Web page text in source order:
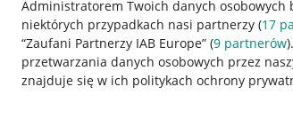
Administratorem Twoich danych osobowych
niektórych przypadkach nasi partnerzy (17
“Zaufani Partnerzy IAB Europe” (9 partnerów
przetwarzania danych osobowych przez
znajduje się w ich politykach ochrony
Jak to działa
Napisz do nas
Allegro Gadane dla sprzedających